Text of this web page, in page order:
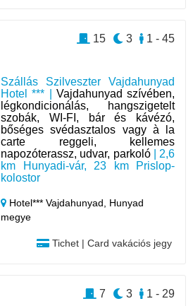
Szállás Szilveszter Vajdahunyad
Hotel *** | Vajdahunyad szívében,
légkondicionálás, hangszigetelt
szobák, WI-FI, bár és kávézó,
bőséges svédasztalos vagy à la
carte reggeli, kellemes
napozóterassz, udvar, parkoló| 2,6
km Hunyadi-vár, 23 km Prislop-
kolostor
Hotel*** Vajdahunyad, Hunyad
megye
Tichet | Card vakációs jegy
1 - 45
3
15
1 - 29
3
7